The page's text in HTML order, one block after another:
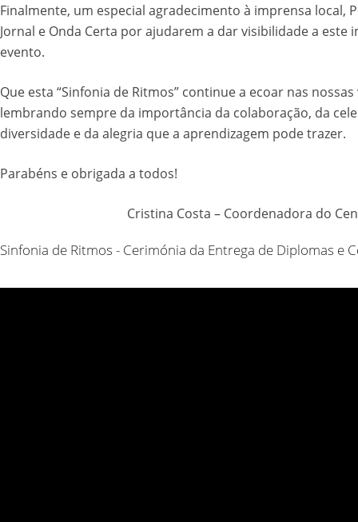
Finalmente, um especial agradecimento à imprensa local,
Jornal e Onda Certa por ajudarem a dar visibilidade a este
evento.
Que esta “Sinfonia de Ritmos” continue a ecoar nas nossas
lembrando sempre da importância da colaboração, da
diversidade e da alegria que a aprendizagem pode trazer.
Parabéns e obrigada a todos!
Cristina Costa – Coordenadora do
Sinfonia de Ritmos - Cerimónia da Entrega de Diplomas e